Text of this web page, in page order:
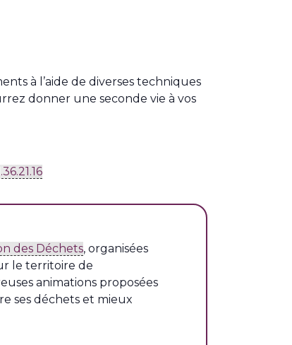
à l’aide de diverses techniques
donner une seconde vie à vos
des Déchets, organisées
le territoire de
animations proposées
ses déchets et mieux